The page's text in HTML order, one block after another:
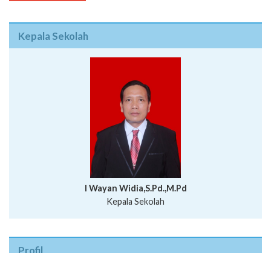
Kepala Sekolah
I Wayan Widia,S.Pd.,M.Pd
Kepala Sekolah
Profil